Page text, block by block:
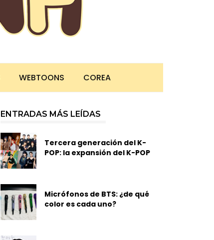
WEBTOONS COREA
ENTRADAS MÁS LEÍDAS
Tercera generación del K-
POP: la expansión del K-POP
Micrófonos de BTS: ¿de qué
color es cada uno?